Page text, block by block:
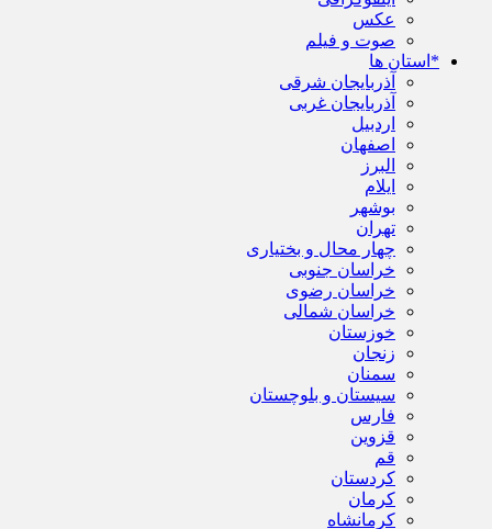
عکس
صوت و فیلم
*استان ها
آذربایجان شرقی
آذربایجان غربی
اردبیل
اصفهان
البرز
ایلام
بوشهر
تهران
چهار محال و بختیاری
خراسان جنوبی
خراسان رضوی
خراسان شمالی
خوزستان
زنجان
سمنان
سیستان و بلوچستان
فارس
قزوین
قم
کردستان
کرمان
کرمانشاه